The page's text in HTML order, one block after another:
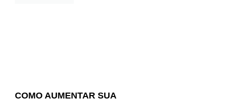
COMO AUMENTAR SUA